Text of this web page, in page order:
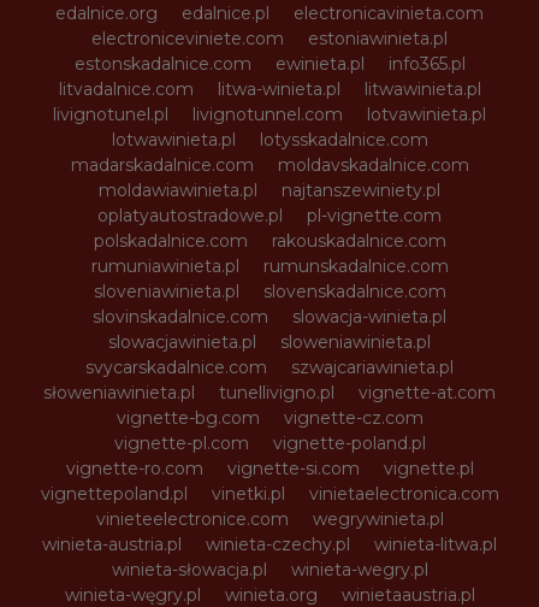
edalnice.org
edalnice.pl
electronicavinieta.com
electroniceviniete.com
estoniawinieta.pl
estonskadalnice.com
ewinieta.pl
info365.pl
litvadalnice.com
litwa-winieta.pl
litwawinieta.pl
livignotunel.pl
livignotunnel.com
lotvawinieta.pl
lotwawinieta.pl
lotysskadalnice.com
madarskadalnice.com
moldavskadalnice.com
moldawiawinieta.pl
najtanszewiniety.pl
oplatyautostradowe.pl
pl-vignette.com
polskadalnice.com
rakouskadalnice.com
rumuniawinieta.pl
rumunskadalnice.com
sloveniawinieta.pl
slovenskadalnice.com
slovinskadalnice.com
slowacja-winieta.pl
slowacjawinieta.pl
sloweniawinieta.pl
svycarskadalnice.com
szwajcariawinieta.pl
słoweniawinieta.pl
tunellivigno.pl
vignette-at.com
vignette-bg.com
vignette-cz.com
vignette-pl.com
vignette-poland.pl
vignette-ro.com
vignette-si.com
vignette.pl
vignettepoland.pl
vinetki.pl
vinietaelectronica.com
vinieteelectronice.com
wegrywinieta.pl
winieta-austria.pl
winieta-czechy.pl
winieta-litwa.pl
winieta-słowacja.pl
winieta-wegry.pl
winieta-węgry.pl
winieta.org
winietaaustria.pl